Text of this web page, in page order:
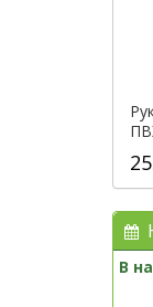
В